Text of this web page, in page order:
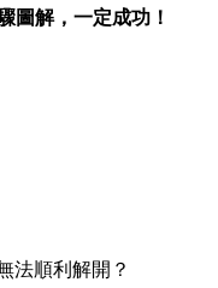
圖解，一定成功！
法順利解開？